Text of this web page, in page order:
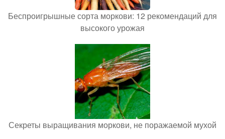
Беспроигрышные сорта моркови: 12 рекомендаций для
высокого урожая
Секреты выращивания моркови, не поражаемой мухой